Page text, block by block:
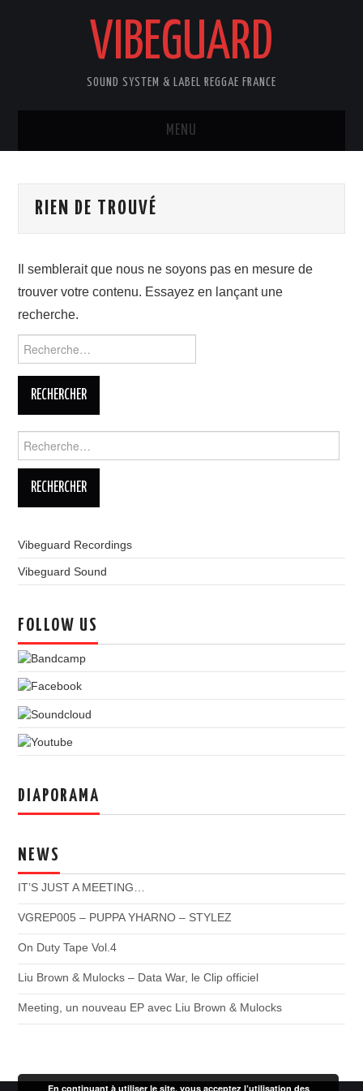
VIBEGUARD
SOUND SYSTEM & LABEL REGGAE FRANCE
MENU
NEWS
OUTTA10
CONTACT
LINKS
RIEN DE TROUVÉ
Il semblerait que nous ne soyons pas en mesure de
trouver votre contenu. Essayez en lançant une
recherche.
Vibeguard Recordings
Vibeguard Sound
FOLLOW US
DIAPORAMA
NEWS
IT’S JUST A MEETING…
VGREP005 – PUPPA YHARNO – STYLEZ
On Duty Tape Vol.4
Liu Brown & Mulocks – Data War, le Clip officiel
Meeting, un nouveau EP avec Liu Brown & Mulocks
En continuant à utiliser le site, vous acceptez l’utilisation des